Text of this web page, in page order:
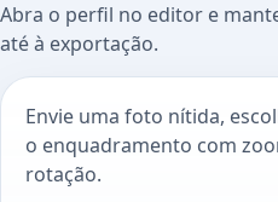
Abra o perfil no editor e
até à exportação.
Envie uma foto nítida,
o enquadramento com
rotação.